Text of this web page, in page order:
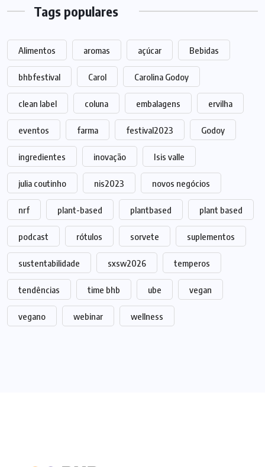
Tags populares
Alimentos aromas açúcar Bebidas
bhbfestival Carol Carolina Godoy
clean label coluna embalagens ervilha
eventos farma festival2023 Godoy
ingredientes inovação Isis valle
julia coutinho nis2023 novos negócios
nrf plant-based plantbased plant based
podcast rótulos sorvete suplementos
sustentabilidade sxsw2026 temperos
tendências time bhb ube vegan
vegano webinar wellness